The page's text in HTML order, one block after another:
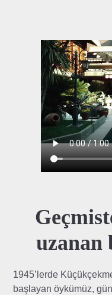
uzanan
1945’lerde
başlayan öykümüz,